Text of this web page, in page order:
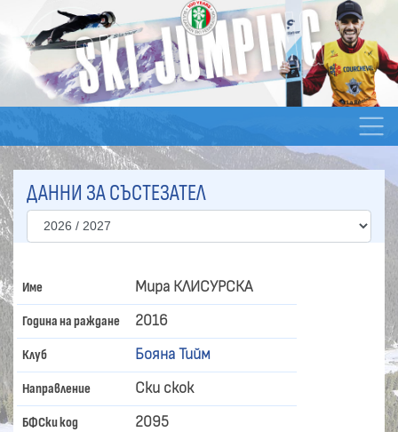
ДАННИ ЗА СЪСТЕЗАТЕЛ
Име Мира КЛИСУРСКА
Година на раждане 2016
Клуб Бояна Тийм
Направление Ски скок
БФСки код 2095